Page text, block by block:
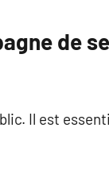
de
Il est